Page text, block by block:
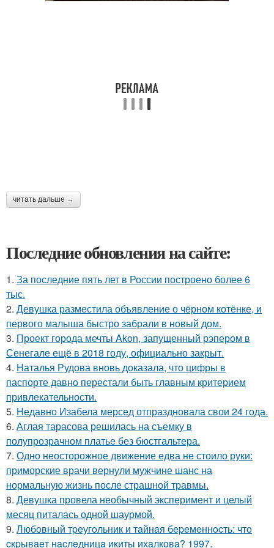
читать дальше →
Последние обновления на сайте:
1. За последние пять лет в России построено более 6
тыс.
2. Девушка разместила объявление о чёрном котёнке, и
первого малыша быстро забрали в новый дом.
3. Проект города мечты Akon, запущенный рэпером в
Сенегале ещё в 2018 году, официально закрыт.
4. Наталья Рудова вновь доказала, что цифры в
паспорте давно перестали быть главным критерием
привлекательности.
5. Недавно Изабела мерсед отпраздновала свои 24 года.
6. Аглая тарасова решилась на съемку в
полупрозрачном платье без бюстгальтера.
7. Одно неосторожное движение едва не стоило руки:
приморские врачи вернули мужчине шанс на
нормальную жизнь после страшной травмы.
8. Девушка провела необычный эксперимент и целый
месяц питалась одной шаурмой.
9. Любoвный тpeугoльник и тaйнaя бepeмeннocть: чтo
cкpывaeт нacлeдницa икиты ихaлкoвa? 1997.